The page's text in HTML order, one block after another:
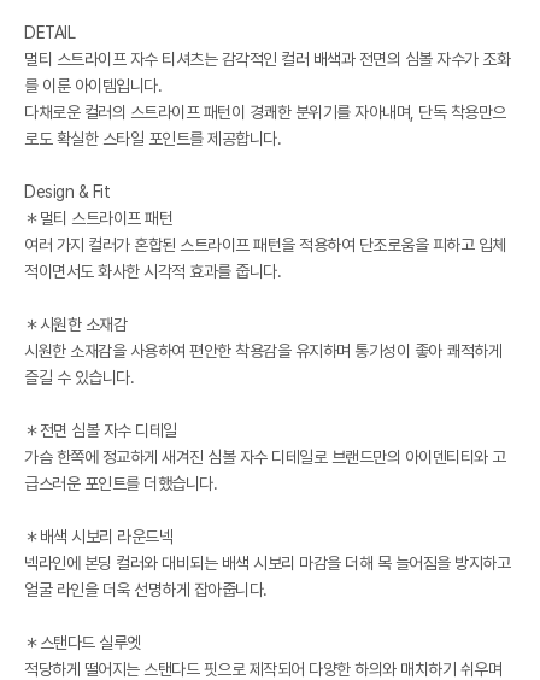
DETAIL
멀티 스트라이프 자수 티셔츠는 감각적인 컬러 배색과 전면의 심볼 자수가 조화
를 이룬 아이템입니다.
다채로운 컬러의 스트라이프 패턴이 경쾌한 분위기를 자아내며, 단독 착용만으
로도 확실한 스타일 포인트를 제공합니다.
Design & Fit
＊멀티 스트라이프 패턴
여러 가지 컬러가 혼합된 스트라이프 패턴을 적용하여 단조로움을 피하고 입체
적이면서도 화사한 시각적 효과를 줍니다.
＊시원한 소재감
시원한 소재감을 사용하여 편안한 착용감을 유지하며 통기성이 좋아 쾌적하게
즐길 수 있습니다.
＊전면 심볼 자수 디테일
가슴 한쪽에 정교하게 새겨진 심볼 자수 디테일로 브랜드만의 아이덴티티와 고
급스러운 포인트를 더했습니다.
＊배색 시보리 라운드넥
넥라인에 본딩 컬러와 대비되는 배색 시보리 마감을 더해 목 늘어짐을 방지하고
얼굴 라인을 더욱 선명하게 잡아줍니다.
＊스탠다드 실루엣
적당하게 떨어지는 스탠다드 핏으로 제작되어 다양한 하의와 매치하기 쉬우며